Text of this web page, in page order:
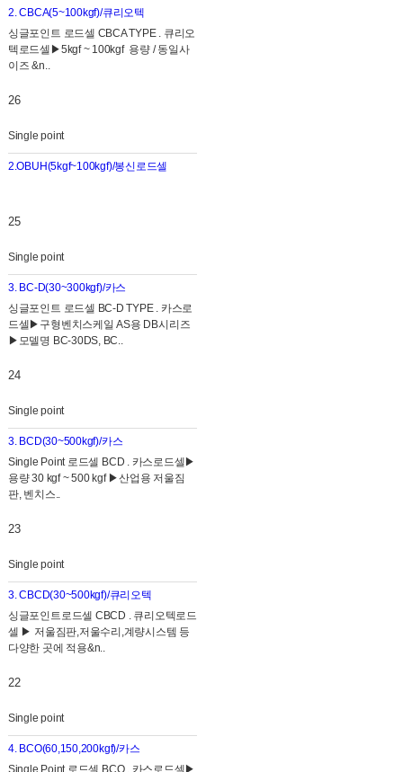
2. CBCA(5~100kgf)/큐리오텍
싱글포인트 로드셀 CBCA TYPE . 큐리오
텍로드셀▶5kgf ~ 100kgf 용량 / 동일사
이즈 &n..
26
Single point
2.OBUH(5kgf~100kgf)/봉신로드셀
25
Single point
3. BC-D(30~300kgf)/카스
싱글포인트 로드셀 BC-D TYPE . 카스로
드셀▶ 구형벤치스케일 AS용 DB시리즈
▶모델명 BC-30DS, BC..
24
Single point
3. BCD(30~500kgf)/카스
Single Point 로드셀 BCD . 카스로드셀▶
용량 30 kgf ~ 500 kgf ▶산업용 저울짐
판, 벤치스..
23
Single point
3. CBCD(30~500kgf)/큐리오텍
싱글포인트로드셀 CBCD . 큐리오텍로드
셀 ▶ 저울짐판,저 울수리,계량시스템 등
다양한 곳에 적용&n..
22
Single point
4. BCO(60,150,200kgf)/카스
Single Point 로드셀 BCO . 카스로드셀▶